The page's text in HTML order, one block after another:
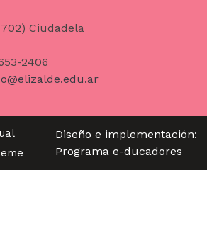
Ciudadela
2406
Diseño e implementación:
Programa e-ducadores